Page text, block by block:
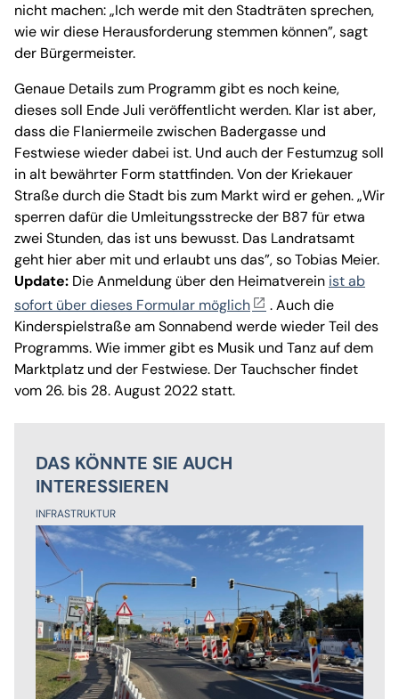
nicht machen: „Ich werde mit den Stadträten sprechen,
wie wir diese Herausforderung stemmen können”, sagt
der Bürgermeister.
Genaue Details zum Programm gibt es noch keine,
dieses soll Ende Juli veröffentlicht werden. Klar ist aber,
dass die Flaniermeile zwischen Badergasse und
Festwiese wieder dabei ist. Und auch der Festumzug soll
in alt bewährter Form stattfinden. Von der Kriekauer
Straße durch die Stadt bis zum Markt wird er gehen. „Wir
sperren dafür die Umleitungsstrecke der B87 für etwa
zwei Stunden, das ist uns bewusst. Das Landratsamt
geht hier aber mit und erlaubt uns das”, so Tobias Meier.
Update: Die Anmeldung über den Heimatverein ist ab
sofort über dieses Formular möglich
. Auch die
Kinderspielstraße am Sonnabend werde wieder Teil des
Programms. Wie immer gibt es Musik und Tanz auf dem
Marktplatz und der Festwiese. Der Tauchscher findet
vom 26. bis 28. August 2022 statt.
DAS KÖNNTE SIE AUCH
INTERESSIEREN
INFRASTRUKTUR